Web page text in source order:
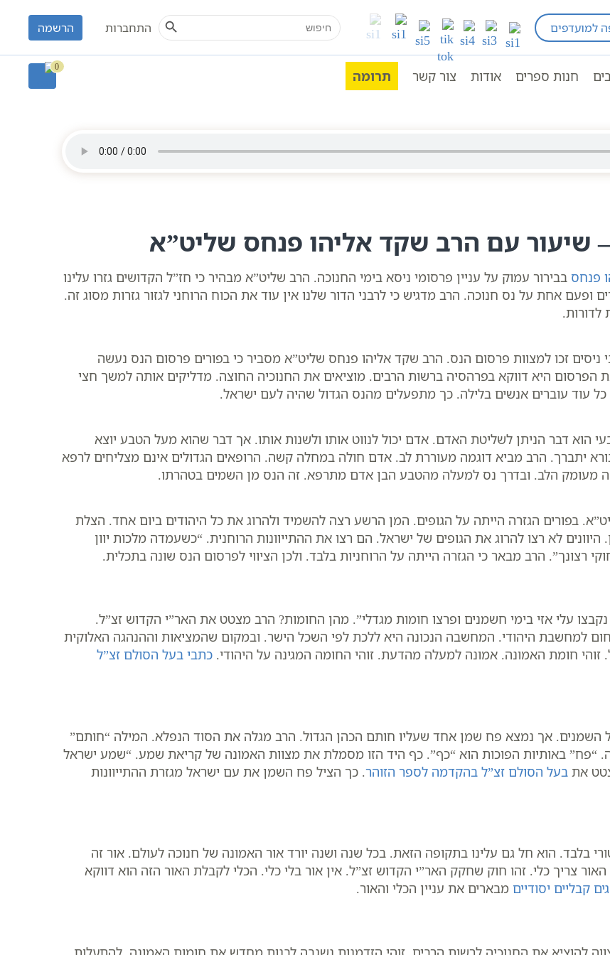
למועדפים Search
for:
Search Button
התחברות הרשמה
חנות ספרים אודות צור קשר תרומה
0
ומועדים לפי הזוהר חנוכה עניין פרסום הנס | חנוכה | סולם יהודה
שיעור עם הרב שקד אליהו פנחס שליט”א
פנחס בבירור עמוק על עניין פרסומי ניסא בימי החנוכה. הרב שליט”א מבהיר כי חז”ל הקדושים גזרו עלינו
אחת על נס חנוכה. הרב מדגיש כי לרבני הדור שלנו אין עוד את הכוח הרוחני לגזור גזרות מסוג זה.
לדורות.
ניסים זכו למצוות פרסום הנס. הרב שקד אליהו פנחס שליט”א מסביר כי בפורים פרסום הנס נעשה
היא דווקא בפרהסיה ברשות הרבים. מוציאים את החנוכיה החוצה. מדליקים אותה למשך חצי
עוד עוברים אנשים בלילה. כך מתפעלים מהנס הגדול שהיה לעם ישראל.
דבר הניתן לשליטת האדם. אדם יכול לנווט אותו ולשנות אותו. אך דבר שהוא מעל הטבע יוצא
יתברך. הרב מביא דוגמה מעוררת לב. אדם חולה במחלה קשה. הרופאים הגדולים אינם מצליחים לרפא
מעומק הלב. ובדרך נס למעלה מהטבע הבן אדם מתרפא. זה הנס מן השמים בטהרתו.
בפורים הגזרה הייתה על הגופים. המן הרשע רצה להשמיד ולהרוג את כל היהודים ביום אחד. הצלת
לא רצו להרוג את הגופים של ישראל. הם רצו את ההתייוונות הרוחנית. “כשעמדה מלכות יוון
הרב מבאר כי הגזרה הייתה על הרוחניות בלבד. ולכן הציווי לפרסום הנס שונה בתכלית.
עלי אזי בימי חשמנים ופרצו חומות מגדלי”. מהן החומות? הרב מצטט את האר”י הקדוש זצ”ל.
למחשבת היהודי. המחשבה הנכונה היא ללכת לפי השכל הישר. ובמקום שהמציאות וההנהגה האלוקית
חומת האמונה. אמונה למעלה מהדעת. זוהי החומה המגינה על היהודי. כתבי בעל הסולם זצ”ל
השמנים. אך נמצא פח שמן אחד שעליו חותם הכהן הגדול. הרב מגלה את הסוד הנפלא. המילה “חותם”
“פח” באותיות הפוכות הוא “כף”. כף היד הזו מסמלת את מצוות האמונה של קריאת שמע. “שמע ישראל
את בעל הסולם זצ”ל בהקדמה לספר הזוהר. כך הציל פח השמן את עם ישראל מגזרת ההתייוונות
בלבד. הוא חל גם עלינו בתקופה הזאת. בכל שנה ושנה יורד אור האמונה של חנוכה לעולם. אור זה
צריך כלי. זהו חוק שחקק האר”י הקדוש זצ”ל. אין אור בלי כלי. הכלי לקבלת האור הזה הוא דווקא
קבליים יסודיים מבארים את עניין הכלי והאור.